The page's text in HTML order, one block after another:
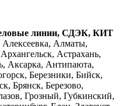
линии, СДЭК, КИТ
Алматы,
Астрахань,
Аксарка, Антипаюта,
Березники, Бийск,
Брянск, Березово,
Грозный, Губкинский,